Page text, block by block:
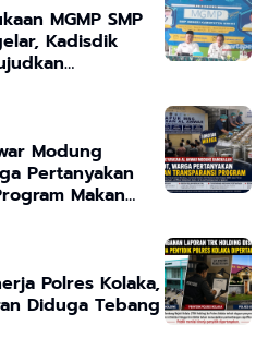
MGMP SMP
Kadisdik
Modung
Pertanyakan
Makan
Polres Kolaka,
Diduga Tebang